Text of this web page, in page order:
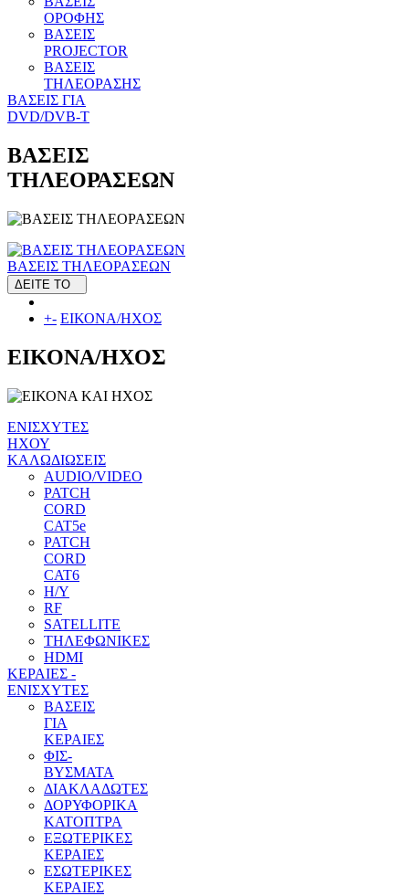
ΟΡΟΦΗΣ
ΒΑΣΕΙΣ
PROJECTOR
ΒΑΣΕΙΣ
ΤΗΛΕΟΡΑΣΗΣ
ΒΑΣΕΙΣ ΓΙΑ
DVD/DVB-T
ΒΑΣΕΙΣ
ΤΗΛΕΟΡΑΣΕΩΝ
ΒΑΣΕΙΣ ΤΗΛΕΟΡΑΣΕΩΝ
ΔΕΙΤΕ ΤΟ
+- ΕΙΚΟΝΑ/ΗΧΟΣ
ΕΙΚΟΝΑ/ΗΧΟΣ
ΕΝΙΣΧΥΤΕΣ
ΗΧΟΥ
ΚΑΛΩΔΙΩΣΕΙΣ
AUDIO/VIDEO
PATCH
CORD
CAT5e
PATCH
CORD
CAT6
H/Y
RF
SATELLITE
ΤΗΛΕΦΩΝΙΚΕΣ
HDMI
ΚΕΡΑΙΕΣ -
ENΙΣΧΥΤΕΣ
ΒΑΣΕΙΣ
ΓΙΑ
ΚΕΡΑΙΕΣ
ΦΙΣ-
ΒΥΣΜΑΤΑ
ΔΙΑΚΛΑΔΩΤΕΣ
ΔΟΡΥΦΟΡΙΚΑ
ΚΑΤΟΠΤΡΑ
ΕΞΩΤΕΡΙΚΕΣ
ΚΕΡΑΙΕΣ
ΕΣΩΤΕΡΙΚΕΣ
ΚΕΡΑΙΕΣ